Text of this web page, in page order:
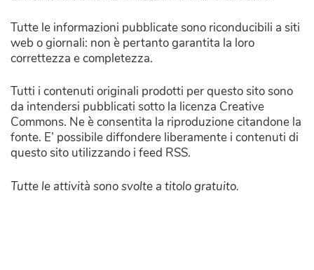
Tutte le informazioni pubblicate sono riconducibili a siti
web o giornali: non è pertanto garantita la loro
correttezza e completezza.
Tutti i contenuti originali prodotti per questo sito sono
da intendersi pubblicati sotto la licenza Creative
Commons. Ne è consentita la riproduzione citandone la
fonte. E’ possibile diffondere liberamente i contenuti di
questo sito utilizzando i feed RSS.
Tutte le attività sono svolte a titolo gratuito.